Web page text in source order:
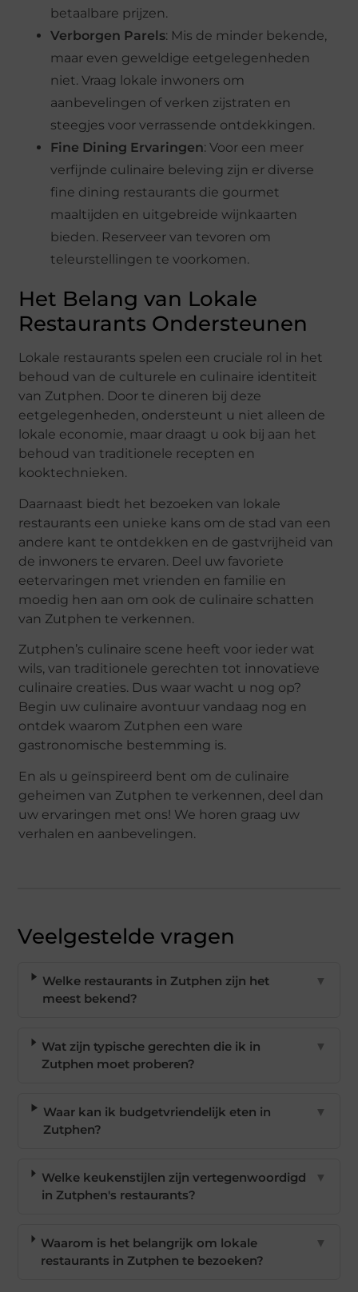
betaalbare prijzen.
Verborgen Parels: Mis de minder bekende,
maar even geweldige eetgelegenheden
niet. Vraag lokale inwoners om
aanbevelingen of verken zijstraten en
steegjes voor verrassende ontdekkingen.
Fine Dining Ervaringen: Voor een meer
verfijnde culinaire beleving zijn er diverse
fine dining restaurants die gourmet
maaltijden en uitgebreide wijnkaarten
bieden. Reserveer van tevoren om
teleurstellingen te voorkomen.
Het Belang van Lokale
Restaurants Ondersteunen
Lokale restaurants spelen een cruciale rol in het
behoud van de culturele en culinaire identiteit
van Zutphen. Door te dineren bij deze
eetgelegenheden, ondersteunt u niet alleen de
lokale economie, maar draagt u ook bij aan het
behoud van traditionele recepten en
kooktechnieken.
Daarnaast biedt het bezoeken van lokale
restaurants een unieke kans om de stad van een
andere kant te ontdekken en de gastvrijheid van
de inwoners te ervaren. Deel uw favoriete
eetervaringen met vrienden en familie en
moedig hen aan om ook de culinaire schatten
van Zutphen te verkennen.
Zutphen’s culinaire scene heeft voor ieder wat
wils, van traditionele gerechten tot innovatieve
culinaire creaties. Dus waar wacht u nog op?
Begin uw culinaire avontuur vandaag nog en
ontdek waarom Zutphen een ware
gastronomische bestemming is.
En als u geïnspireerd bent om de culinaire
geheimen van Zutphen te verkennen, deel dan
uw ervaringen met ons! We horen graag uw
verhalen en aanbevelingen.
Veelgestelde vragen
Welke restaurants in Zutphen zijn het
meest bekend?
▼
Wat zijn typische gerechten die ik in
Zutphen moet proberen?
▼
Waar kan ik budgetvriendelijk eten in
Zutphen?
▼
Welke keukenstijlen zijn vertegenwoordigd
in Zutphen's restaurants?
▼
Waarom is het belangrijk om lokale
restaurants in Zutphen te bezoeken?
▼